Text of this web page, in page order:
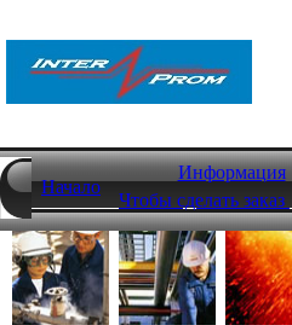
Начало
Информация
Чтобы сделать заказ